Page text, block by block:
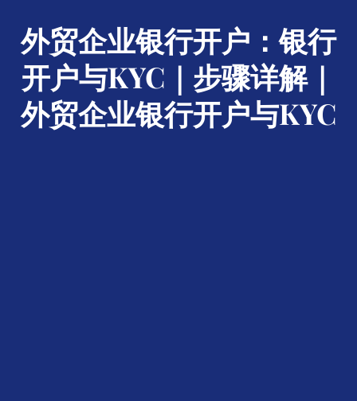
外贸企业银行开户：银行
开户与KYC｜步骤详解｜
外贸企业银行开户与KYC